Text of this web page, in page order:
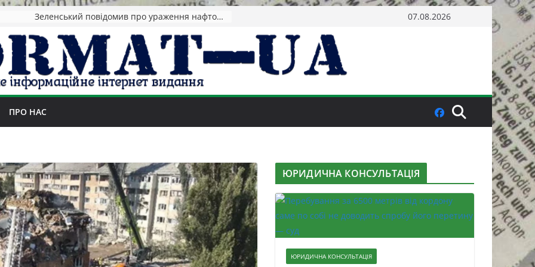
Зеленський повідомив про ураження нафтозаводів РФ за понад 1300 км від фронту 07.08.2026
ПРО НАС
ЮРИДИЧНА КОНСУЛЬТАЦІЯ
ЮРИДИЧНА КОНСУЛЬТАЦІЯ